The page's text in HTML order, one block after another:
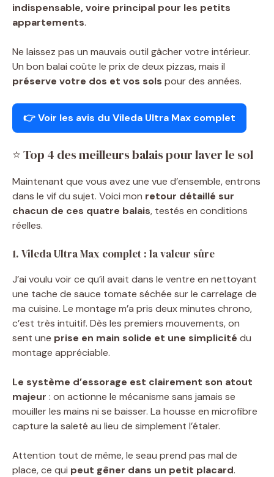
indispensable, voire principal pour les petits
appartements.
Ne laissez pas un mauvais outil gâcher votre intérieur.
Un bon balai coûte le prix de deux pizzas, mais il
préserve votre dos et vos sols pour des années.
👉 Voir les avis du Vileda Ultra Max complet
⭐ Top 4 des meilleurs balais pour laver le sol
Maintenant que vous avez une vue d’ensemble, entrons
dans le vif du sujet. Voici mon retour détaillé sur
chacun de ces quatre balais, testés en conditions
réelles.
1. Vileda Ultra Max complet : la valeur sûre
J’ai voulu voir ce qu’il avait dans le ventre en nettoyant
une tache de sauce tomate séchée sur le carrelage de
ma cuisine. Le montage m’a pris deux minutes chrono,
c’est très intuitif. Dès les premiers mouvements, on
sent une prise en main solide et une simplicité du
montage appréciable.
Le système d’essorage est clairement son atout
majeur : on actionne le mécanisme sans jamais se
mouiller les mains ni se baisser. La housse en microfibre
capture la saleté au lieu de simplement l’étaler.
Attention tout de même, le seau prend pas mal de
place, ce qui peut gêner dans un petit placard.